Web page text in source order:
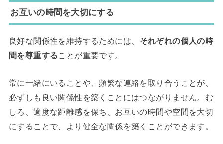
お互いの時間を大切にする
良好な関係性を維持するためには、 それぞれの個人の時
間を尊重することが重要です。
常に一緒にいることや、頻繁な連絡を取り合うことが、
必ずしも良い関係性を築くことにはつながりません。む
しろ、適度な距離感を保ち、お互いの時間や空間を大切
にすることで、より健全な関係を築くことができます。